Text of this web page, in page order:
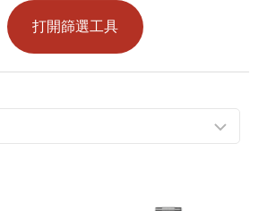
打開篩選工具